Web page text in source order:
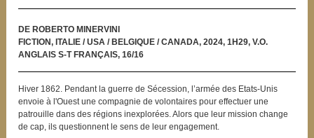
DE ROBERTO MINERVINI
FICTION, ITALIE / USA / BELGIQUE / CANADA, 2024, 1H29, V.O.
ANGLAIS S-T FRANÇAIS, 16/16
Hiver 1862. Pendant la guerre de Sécession, l’armée des Etats-Unis
envoie à l'Ouest une compagnie de volontaires pour effectuer une
patrouille dans des régions inexplorées. Alors que leur mission change
de cap, ils questionnent le sens de leur engagement.